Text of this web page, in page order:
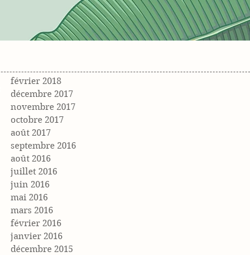
février 2018
décembre 2017
novembre 2017
octobre 2017
août 2017
septembre 2016
août 2016
juillet 2016
juin 2016
mai 2016
mars 2016
février 2016
janvier 2016
décembre 2015